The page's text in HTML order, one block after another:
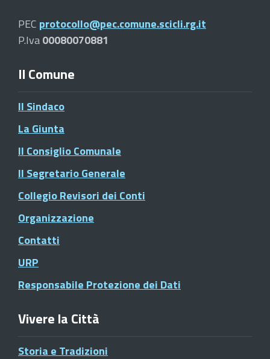
PEC protocollo@pec.comune.scicli.rg.it
P.Iva00080070881
Il Comune
Il Sindaco
La Giunta
Il Consiglio Comunale
Il Segretario Generale
Collegio Revisori dei Conti
Organizzazione
Contatti
URP
Responsabile Protezione dei Dati
Vivere la Città
Storia e Tradizioni